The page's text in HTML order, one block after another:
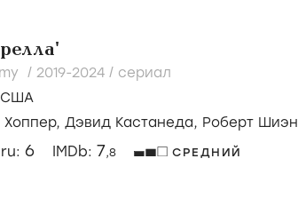
/ 2019-2024 / сериал
США
Хоппер, Дэвид Кастанеда, Роберт Шиэн
6 IMDb: 7,8 СРЕДНИЙ